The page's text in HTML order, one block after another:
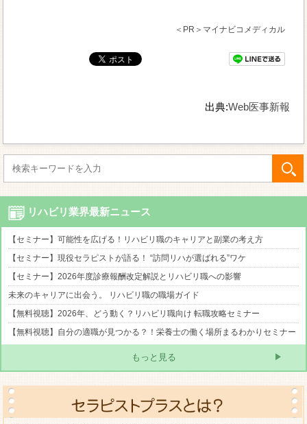
＜PR＞マイナビコメディカル
出典:Web医事新報
リハビリ業界最新ニュース
【セミナー】可能性を広げる！リハビリ職のキャリアと副業の考え方
【セミナー】現役セラピストが語る！ “訪問リハが選ばれる”ワケ
【セミナー】2026年度診療報酬改定解説とリハビリ職への影響
未来のキャリアに出会う。 リハビリ職の職場ガイド
【無料視聴】2026年、どう動く？リハビリ職向け 転職攻略セミナー
【無料視聴】自分の適職が見つかる？！栄養士の働く場所まるわかりセミナー
もっと見る